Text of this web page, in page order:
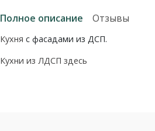
Полное описание Отзывы
Кухня с фасадами из ДСП.
Кухни из ЛДСП здесь